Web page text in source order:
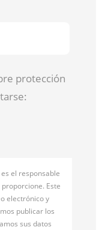
protección
es el responsable
Este
electrónico y
publicar los
sus datos